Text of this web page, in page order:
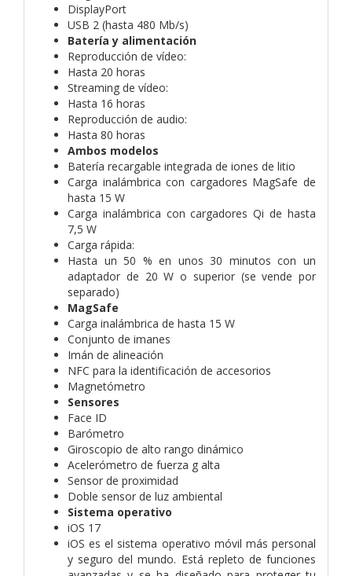
DisplayPort
USB 2 (hasta 480 Mb/s)
Batería y alimentación
Reproducción de vídeo:
Hasta 20 horas
Streaming de vídeo:
Hasta 16 horas
Reproducción de audio:
Hasta 80 horas
Ambos modelos
Batería recargable integrada de iones de litio
Carga inalámbrica con cargadores MagSafe de
hasta 15 W
Carga inalámbrica con cargadores Qi de hasta
7,5 W
Carga rápida:
Hasta un 50 % en unos 30 minutos con un
adaptador de 20 W o superior (se vende por
separado)
MagSafe
Carga inalámbrica de hasta 15 W
Conjunto de imanes
Imán de alineación
NFC para la identificación de accesorios
Magnetómetro
Sensores
Face ID
Barómetro
Giroscopio de alto rango dinámico
Acelerómetro de fuerza g alta
Sensor de proximidad
Doble sensor de luz ambiental
Sistema operativo
iOS 17
iOS es el sistema operativo móvil más personal
y seguro del mundo. Está repleto de funciones